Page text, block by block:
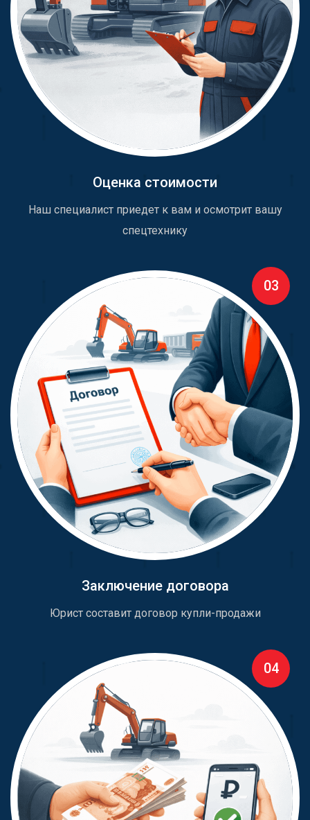
Оценка стоимости
Наш специалист приедет к вам и осмотрит вашу
спецтехнику
03
Заключение договора
Юрист составит договор купли-продажи
04